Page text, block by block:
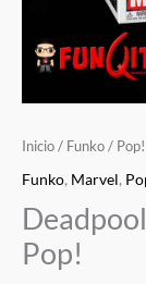
Inicio / Funko / Pop!
Funko, Marvel,
Pop!